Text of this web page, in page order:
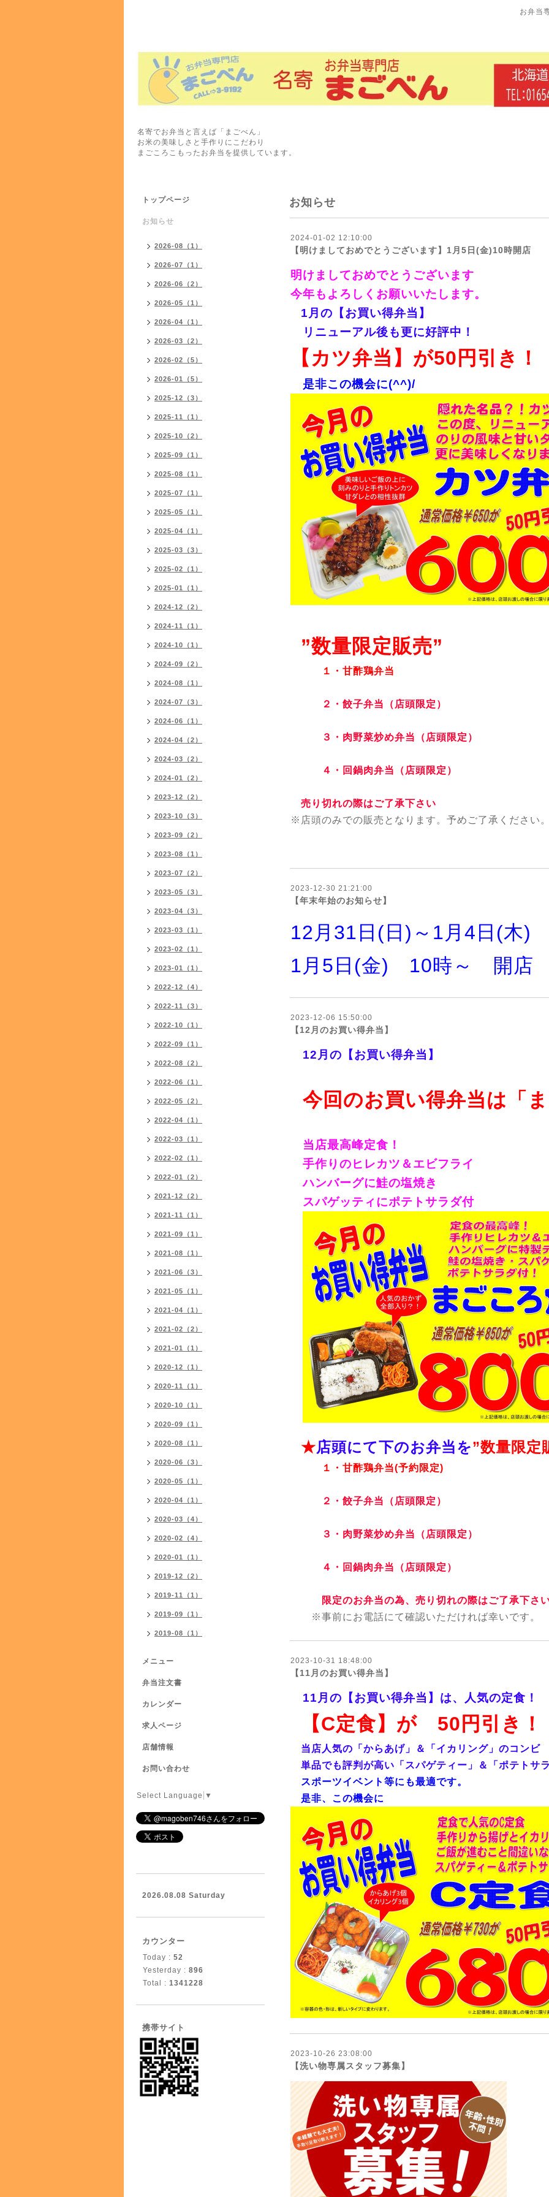
お弁当
名寄でお弁当と言えば「まごべん」
お米の美味しさと手作りにこだわり
まごころこもったお弁当を提供しています。
お知らせ
2024-01-02 12:10:00
【明けましておめでとうございます】1月5日(金)10時開店
明けましておめでとうございます
今年もよろしくお願いいたします。
1月の【お買い得弁当】
リニューアル後も更に好評中！
【カツ弁当】が50円引き！
是非この機会に(^^)/
”数量限定販売”
１・甘酢鶏弁当
２・餃子弁当（店頭限定）
３・肉野菜炒め弁当（店頭限定）
４・回鍋肉弁当（店頭限定）
売り切れの際はご了承下さい
※店頭のみでの販売となります。 予めご了承ください
2023-12-30 21:21:00
【年末年始のお知らせ】
12月31日(日)～1月4日(木)
1月5日(金) 10時～ 開店
2023-12-06 15:50:00
【12月のお買い得弁当】
12月の【お買い得弁当】
今回のお買い得弁当は「
当店最高峰定食！
手作りのヒレカツ＆エビフライ
ハンバーグに鮭の塩焼き
スパゲッティにポテトサラダ付
★店頭にて下のお弁当を”数量限定
１・甘酢鶏弁当(予約限定)
２・餃子弁当（店頭限定）
３・肉野菜炒め弁当（店頭限定）
４・回鍋肉弁当（店頭限定）
限定のお弁当の為、売り切れの際はご了承下さ
※事前にお電話にて確認いただければ幸いです。
2023-10-31 18:48:00
【11月のお買い得弁当】
11月の【お買い得弁当】は、人気の定食！
【C定食】が 50円引き！
当店人気の「からあげ」＆「イカリング」のコンビ
単品でも評判が高い「スパゲティー」＆「ポテトサ
スポーツイベント等にも最適です。
是非、この機会に
2023-10-26 23:08:00
【洗い物専属スタッフ募集】
トップページ
お知らせ
2026-08（1）
2026-07（1）
2026-06（2）
2026-05（1）
2026-04（1）
2026-03（2）
2026-02（5）
2026-01（5）
2025-12（3）
2025-11（1）
2025-10（2）
2025-09（1）
2025-08（1）
2025-07（1）
2025-05（1）
2025-04（1）
2025-03（3）
2025-02（1）
2025-01（1）
2024-12（2）
2024-11（1）
2024-10（1）
2024-09（2）
2024-08（1）
2024-07（3）
2024-06（1）
2024-04（2）
2024-03（2）
2024-01（2）
2023-12（2）
2023-10（3）
2023-09（2）
2023-08（1）
2023-07（2）
2023-05（3）
2023-04（3）
2023-03（1）
2023-02（1）
2023-01（1）
2022-12（4）
2022-11（3）
2022-10（1）
2022-09（1）
2022-08（2）
2022-06（1）
2022-05（2）
2022-04（1）
2022-03（1）
2022-02（1）
2022-01（2）
2021-12（2）
2021-11（1）
2021-09（1）
2021-08（1）
2021-06（3）
2021-05（1）
2021-04（1）
2021-02（2）
2021-01（1）
2020-12（1）
2020-11（1）
2020-10（1）
2020-09（1）
2020-08（1）
2020-06（3）
2020-05（1）
2020-04（1）
2020-03（4）
2020-02（4）
2020-01（1）
2019-12（2）
2019-11（1）
2019-09（1）
2019-08（1）
メニュー
弁当注文書
カレンダー
求人ページ
店舗情報
お問い合わせ
Select Language ▼
2026.08.08 Saturday
カウンター
Today : 52
Yesterday : 896
Total : 1341228
携帯サイト